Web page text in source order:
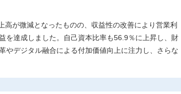
が微減となったものの、収益性の改善により営業利
を達成しました。自己資本比率も56.9％に上昇し、財
やデジタル融合による付加価値向上に注力し、さらな